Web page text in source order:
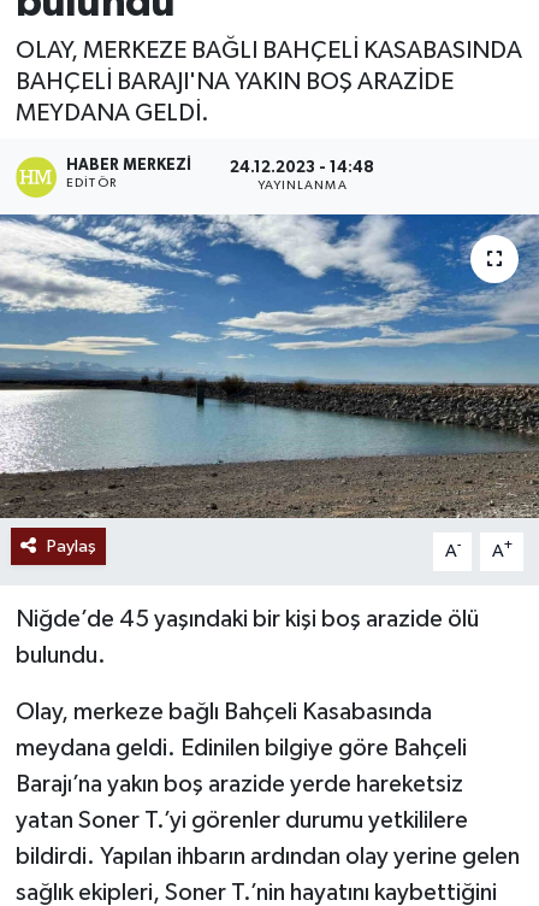
OLAY, MERKEZE BAĞLI BAHÇELİ KASABASINDA
BAHÇELİ BARAJI'NA YAKIN BOŞ ARAZİDE
MEYDANA GELDİ.
HABER MERKEZI
EDITÖR
24.12.2023 - 14:48
YAYINLANMA
Paylaş A- A+
Niğde’de 45 yaşındaki bir kişi boş arazide ölü
bulundu.
Olay, merkeze bağlı Bahçeli Kasabasında
meydana geldi. Edinilen bilgiye göre Bahçeli
Barajı’na yakın boş arazide yerde hareketsiz
yatan Soner T.’yi görenler durumu yetkililere
bildirdi. Yapılan ihbarın ardından olay yerine gelen
sağlık ekipleri, Soner T.’nin hayatını kaybettiğini
Ekonomi
Sağlık
Tokat Haber